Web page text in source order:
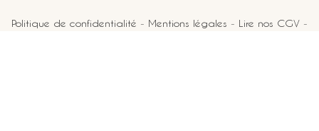
Politique de confidentialité - Mentions légales - Lire nos CGV -